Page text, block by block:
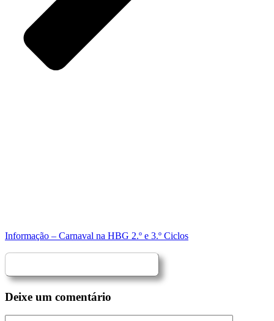
Informação – Carnaval na HBG 2.º e 3.º Ciclos
Deixe um comentário